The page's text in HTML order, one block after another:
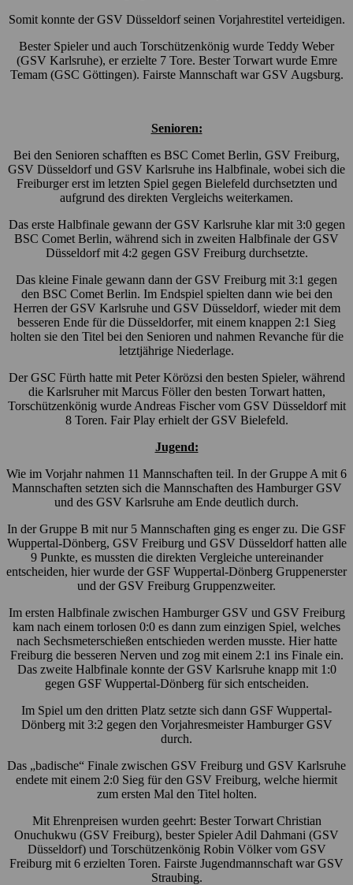
Somit konnte der GSV Düsseldorf seinen Vorjahrestitel verteidigen.
Bester Spieler und auch Torschützenkönig wurde Teddy Weber
(GSV Karlsruhe), er erzielte 7 Tore. Bester Torwart wurde Emre
Temam (GSC Göttingen). Fairste Mannschaft war GSV Augsburg.
Senioren:
Bei den Senioren schafften es BSC Comet Berlin, GSV Freiburg,
GSV Düsseldorf und GSV Karlsruhe ins Halbfinale, wobei sich die
Freiburger erst im letzten Spiel gegen Bielefeld durchsetzten und
aufgrund des direkten Vergleichs weiterkamen.
Das erste Halbfinale gewann der GSV Karlsruhe klar mit 3:0 gegen
BSC Comet Berlin, während sich in zweiten Halbfinale der GSV
Düsseldorf mit 4:2 gegen GSV Freiburg durchsetzte.
Das kleine Finale gewann dann der GSV Freiburg mit 3:1 gegen
den BSC Comet Berlin. Im Endspiel spielten dann wie bei den
Herren der GSV Karlsruhe und GSV Düsseldorf, wieder mit dem
besseren Ende für die Düsseldorfer, mit einem knappen 2:1 Sieg
holten sie den Titel bei den Senioren und nahmen Revanche für die
letztjährige Niederlage.
Der GSC Fürth hatte mit Peter Körözsi den besten Spieler, während
die Karlsruher mit Marcus Föller den besten Torwart hatten,
Torschützenkönig wurde Andreas Fischer vom GSV Düsseldorf mit
8 Toren. Fair Play erhielt der GSV Bielefeld.
Jugend:
Wie im Vorjahr nahmen 11 Mannschaften teil. In der Gruppe A mit 6
Mannschaften setzten sich die Mannschaften des Hamburger GSV
und des GSV Karlsruhe am Ende deutlich durch.
In der Gruppe B mit nur 5 Mannschaften ging es enger zu. Die GSF
Wuppertal-Dönberg, GSV Freiburg und GSV Düsseldorf hatten alle
9 Punkte, es mussten die direkten Vergleiche untereinander
entscheiden, hier wurde der GSF Wuppertal-Dönberg Gruppenerster
und der GSV Freiburg Gruppenzweiter.
Im ersten Halbfinale zwischen Hamburger GSV und GSV Freiburg
kam nach einem torlosen 0:0 es dann zum einzigen Spiel, welches
nach Sechsmeterschießen entschieden werden musste. Hier hatte
Freiburg die besseren Nerven und zog mit einem 2:1 ins Finale ein.
Das zweite Halbfinale konnte der GSV Karlsruhe knapp mit 1:0
gegen GSF Wuppertal-Dönberg für sich entscheiden.
Im Spiel um den dritten Platz setzte sich dann GSF Wuppertal-
Dönberg mit 3:2 gegen den Vorjahresmeister Hamburger GSV
durch.
Das „badische“ Finale zwischen GSV Freiburg und GSV Karlsruhe
endete mit einem 2:0 Sieg für den GSV Freiburg, welche hiermit
zum ersten Mal den Titel holten.
Mit Ehrenpreisen wurden geehrt: Bester Torwart Christian
Onuchukwu (GSV Freiburg), bester Spieler Adil Dahmani (GSV
Düsseldorf) und Torschützenkönig Robin Völker vom GSV
Freiburg mit 6 erzielten Toren. Fairste Jugendmannschaft war GSV
Straubing.